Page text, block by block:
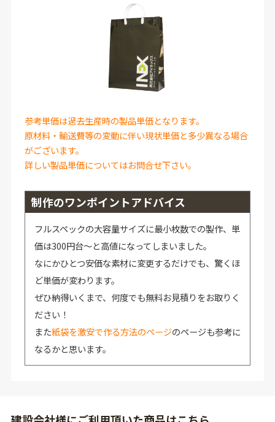
参考単価は過去生産時の製品単価となります。
原材料・輸送費等の変動に伴い現状単価と多少異なる場合
がございます。
詳しい製品単価についてはお問合せ下さい。
制作のワンポイントアドバイス
フルスペックの大容量サイズに最小枚数での製作、単
価は300円台～と高値になってしまいました。
なにかひとつ安価な素材に変更するだけでも、驚くほ
ど単価が変わります。
ぜひ納得いくまで、何度でも無料お見積りをお取りく
ださい！
また紙袋を激安で作る方法のページのページも参考に
なるかと思います。